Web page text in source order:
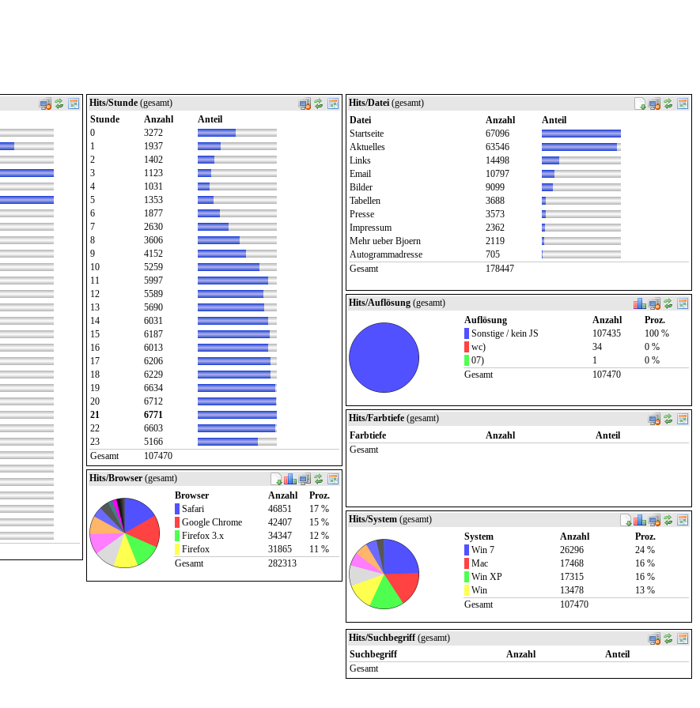
Hits/Stunde (gesamt)
Stunde
Anzahl
Anteil
0
3272
1
1937
2
1402
3
1123
4
1031
5
1353
6
1877
7
2630
8
3606
9
4152
10
5259
11
5997
12
5589
13
5690
14
6031
15
6187
16
6013
17
6206
18
6229
19
6634
20
6712
21
6771
22
6603
23
5166
Gesamt
107470
Hits/Browser (gesamt)
Browser
Anzahl
Proz.
Safari
46851
17 %
Google Chrome
42407
15 %
Firefox 3.x
34347
12 %
Firefox
31865
11 %
Gesamt
282313
Hits/Datei (gesamt)
Datei
Anzahl
Anteil
Startseite
67096
Aktuelles
63546
Links
14498
Email
10797
Bilder
9099
Tabellen
3688
Presse
3573
Impressum
2362
Mehr ueber Bjoern
2119
Autogrammadresse
705
Gesamt
178447
Hits/Auflösung (gesamt)
Auflösung
Anzahl
Proz.
Sonstige / kein JS
107435
100 %
wc)
34
0 %
07)
1
0 %
Gesamt
107470
Hits/Farbtiefe (gesamt)
Farbtiefe
Anzahl
Anteil
Gesamt
Hits/System (gesamt)
System
Anzahl
Proz.
Win 7
26296
24 %
Mac
17468
16 %
Win XP
17315
16 %
Win
13478
13 %
Gesamt
107470
Hits/Suchbegriff (gesamt)
Suchbegriff
Anzahl
Anteil
Gesamt